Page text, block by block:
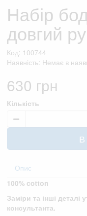
Набір
довгий
Код: 100744
Наявність: Немає в
630 грн
Кількість
Опис
100% cotton
Заміри та інші деталі
консультанта.